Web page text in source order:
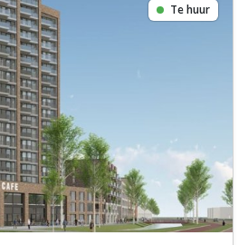
Te huur